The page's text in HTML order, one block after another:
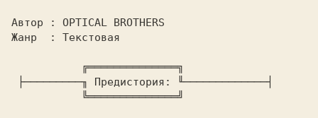
Автор :
Жанр  : Текстовая
├─────────╖ Предистория:
╙─────────────┤